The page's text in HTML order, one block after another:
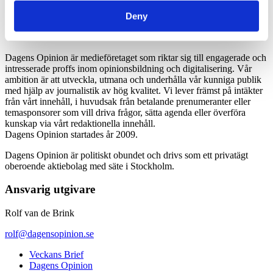
Deny
*Moms 6 procent tillkommer alla priser
Dagens Opinion är medieföretaget som riktar sig till engagerade och
intresserade proffs inom opinionsbildning och digitalisering. Vår
ambition är att utveckla, utmana och underhålla vår kunniga publik
med hjälp av journalistik av hög kvalitet. Vi lever främst på intäkter
från vårt innehåll, i huvudsak från betalande prenumeranter eller
temasponsorer som vill driva frågor, sätta agenda eller överföra
kunskap via vårt redaktionella innehåll.
Dagens Opinion startades år 2009.
Dagens Opinion är politiskt obundet och drivs som ett privatägt
oberoende aktiebolag med säte i Stockholm.
Ansvarig utgivare
Rolf van de Brink
rolf@dagensopinion.se
Veckans Brief
Dagens Opinion